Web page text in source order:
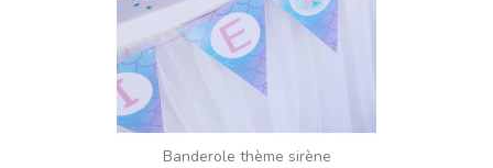
Banderole thème sirène